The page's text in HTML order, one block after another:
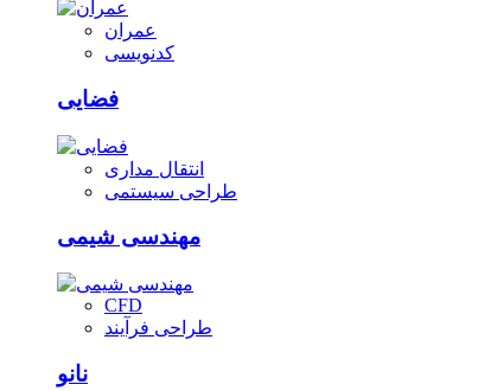
عمران
کدنویسی
فضایی
انتقال مداری
طراحی سیستمی
مهندسی شیمی
CFD
طراحی فرآیند
نانو